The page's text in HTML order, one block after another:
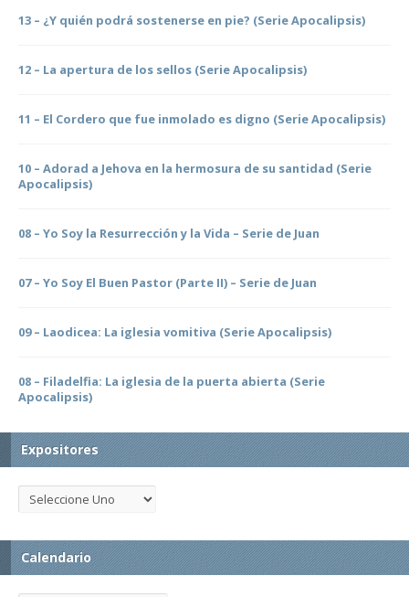
13 – ¿Y quién podrá sostenerse en pie? (Serie Apocalipsis)
12 – La apertura de los sellos (Serie Apocalipsis)
11 – El Cordero que fue inmolado es digno (Serie Apocalipsis)
10 – Adorad a Jehova en la hermosura de su santidad (Serie
Apocalipsis)
08 – Yo Soy la Resurrección y la Vida – Serie de Juan
07 – Yo Soy El Buen Pastor (Parte II) – Serie de Juan
09 – Laodicea: La iglesia vomitiva (Serie Apocalipsis)
08 – Filadelfia: La iglesia de la puerta abierta (Serie
Apocalipsis)
Expositores
Calendario